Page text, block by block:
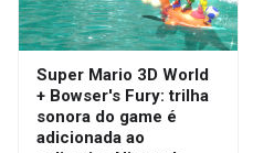
Super Mario 3D World
+ Bowser's Fury: trilha
sonora do game é
adicionada ao